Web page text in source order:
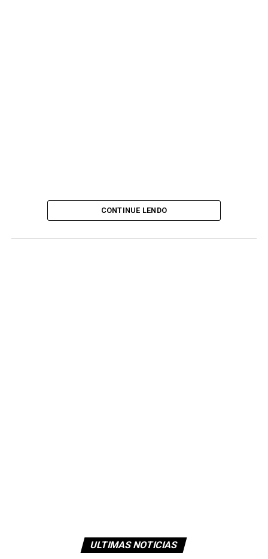
CONTINUE LENDO
ULTIMAS NOTICIAS